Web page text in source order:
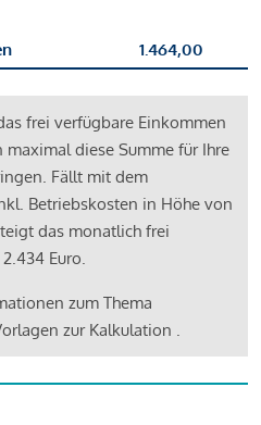
1.464,00
frei verfügbare Einkommen
maximal diese Summe für Ihre
Fällt mit dem
Betriebskosten in Höhe von
das monatlich frei
Euro.
zum Thema
zur Kalkulation .